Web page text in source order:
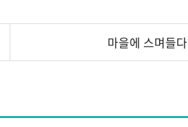
마을에 스며들다